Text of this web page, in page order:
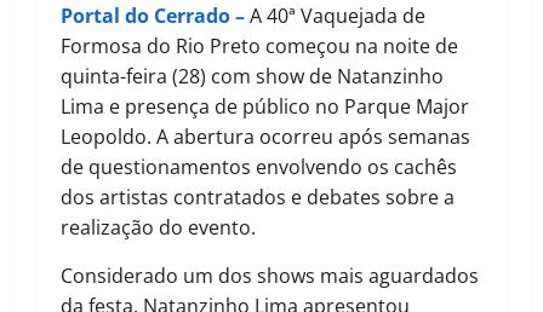
Portal do Cerrado –A 40ª Vaquejada de
Formosa do Rio Preto começou na noite de
quinta-feira (28) com show de Natanzinho
Lima e presença de público no Parque Major
Leopoldo. A abertura ocorreu após semanas
de questionamentos envolvendo os cachês
dos artistas contratados e debates sobre a
realização do evento.
Considerado um dos shows mais aguardados
da festa, Natanzinho Lima apresentou